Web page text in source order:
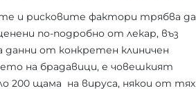
и рисковите фактори трябва да
по-подробно от лекар, въз
данни от конкретен клиничен
на брадавици, е човешкият
200 щама на вируса, някои от тях